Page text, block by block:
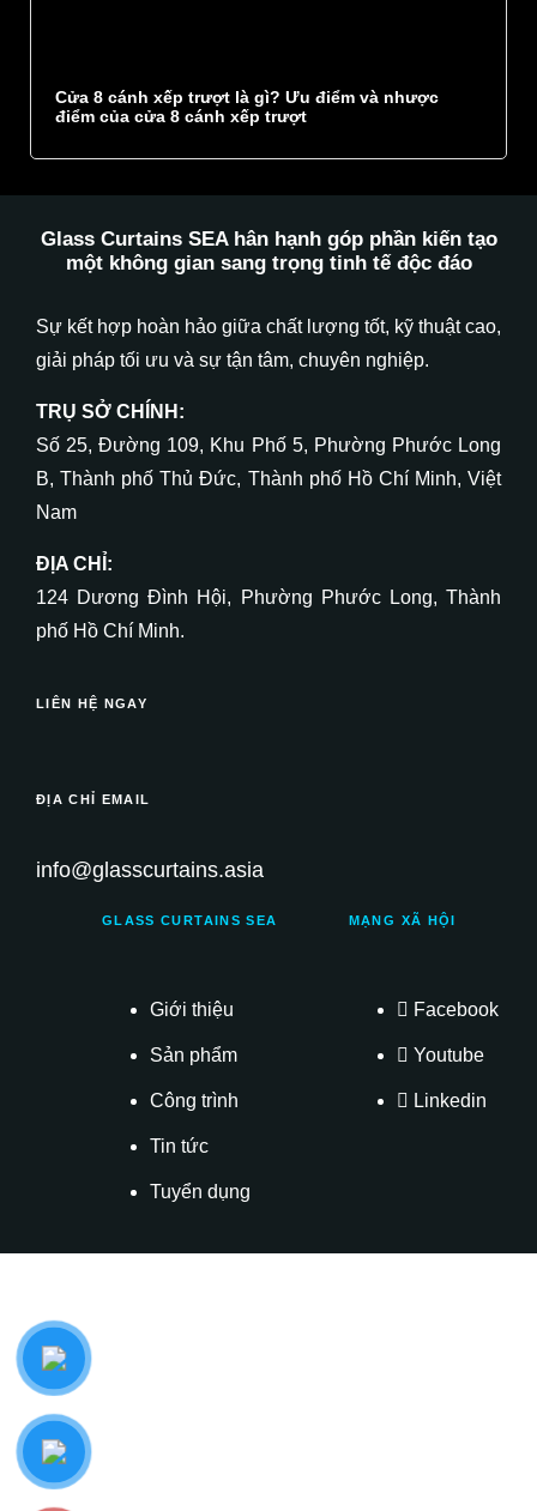
Cửa 8 cánh xếp trượt là gì? Ưu điểm và nhược
điểm của cửa 8 cánh xếp trượt
Glass Curtains SEA hân hạnh góp phần kiến tạo
một không gian sang trọng tinh tế độc đáo
Sự kết hợp hoàn hảo giữa chất lượng tốt, kỹ thuật cao,
giải pháp tối ưu và sự tận tâm, chuyên nghiệp.
TRỤ SỞ CHÍNH:
Số 25, Đường 109, Khu Phố 5, Phường Phước Long
B, Thành phố Thủ Đức, Thành phố Hồ Chí Minh, Việt
Nam
ĐỊA CHỈ:
124 Dương Đình Hội, Phường Phước Long, Thành
phố Hồ Chí Minh.
LIÊN HỆ NGAY
ĐỊA CHỈ EMAIL
info@glasscurtains.asia
GLASS CURTAINS SEA
Giới thiệu
Sản phẩm
Công trình
Tin tức
Tuyển dụng
MẠNG XÃ HỘI
Facebook
Youtube
Linkedin